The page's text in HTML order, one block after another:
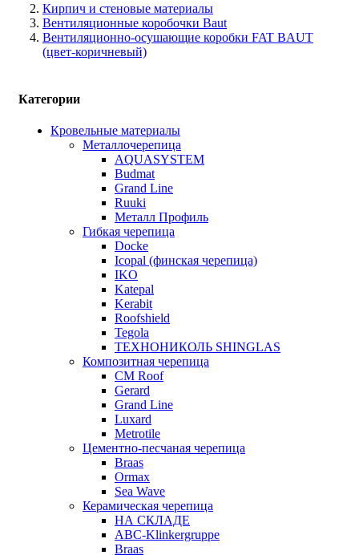
Кирпич и стеновые материалы
Вентиляционные коробочки Baut
Вентиляционно-осушающие коробки FAT BAUT
(цвет-коричневый)
Категории
Кровельные материалы
Металлочерепица
AQUASYSTEM
Budmat
Grand Line
Ruuki
Металл Профиль
Гибкая черепица
Docke
Icopal (финская черепица)
IKO
Katepal
Kerabit
Roofshield
Tegola
ТЕХНОНИКОЛЬ SHINGLAS
Композитная черепица
CM Roof
Gerard
Grand Line
Luxard
Metrotile
Цементно-песчаная черепица
Braas
Ormax
Sea Wave
Керамическая черепица
НА СКЛАДЕ
ABC-Klinkergruppe
Braas